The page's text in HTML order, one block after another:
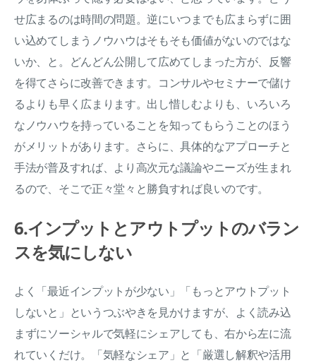
せ広まるのは時間の問題。逆にいつまでも広まらずに囲
い込めてしまうノウハウはそもそも価値がないのではな
いか、と。どんどん公開して広めてしまった方が、反響
を得てさらに改善できます。コンサルやセミナーで儲け
るよりも早く広まります。出し惜しむよりも、いろいろ
なノウハウを持っていることを知ってもらうことのほう
がメリットがあります。さらに、具体的なアプローチと
手法が普及すれば、より高次元な議論やニーズが生まれ
るので、そこで正々堂々と勝負すれば良いのです。
6.インプットとアウトプットのバラン
スを気にしない
よく「最近インプットが少ない」「もっとアウトプット
しないと」というつぶやきを見かけますが、よく読み込
まずにソーシャルで気軽にシェアしても、右から左に流
れていくだけ。「気軽なシェア」と「厳選し解釈や活用